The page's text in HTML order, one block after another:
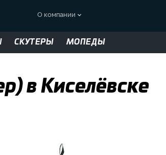
О компании
СКУТЕРЫ МОПЕДЫ
в Киселёвске